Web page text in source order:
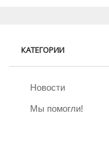
КАТЕГОРИИ
Новости
Мы помогли!